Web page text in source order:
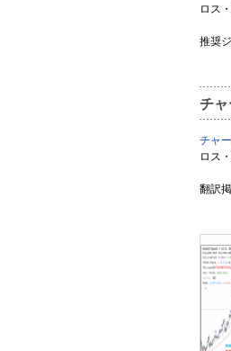
ロス
推奨
チ
チャ
ロス
翻訳